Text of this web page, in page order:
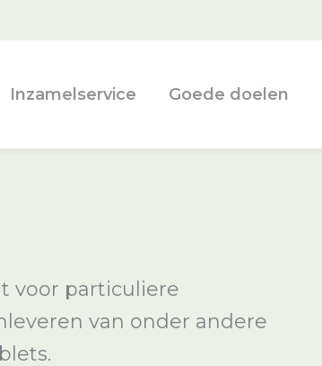
Inzamelservice Goede doelen
voor particuliere
van onder andere